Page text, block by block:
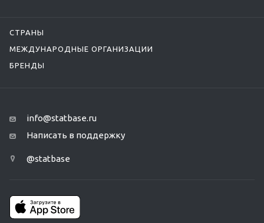
СТРАНЫ
МЕЖДУНАРОДНЫЕ ОРГАНИЗАЦИИ
БРЕНДЫ
info@statbase.ru
Написать в поддержку
@statbase